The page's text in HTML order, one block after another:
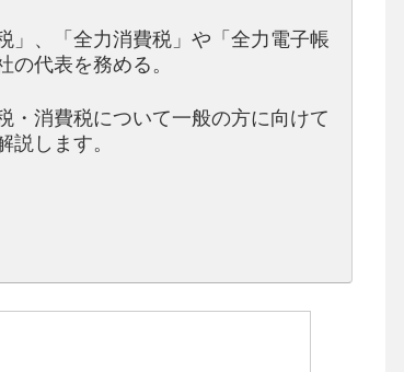
」、「全力消費税」や「全力電子帳
代表を務める。
・消費税について一般の方に向けて
します。